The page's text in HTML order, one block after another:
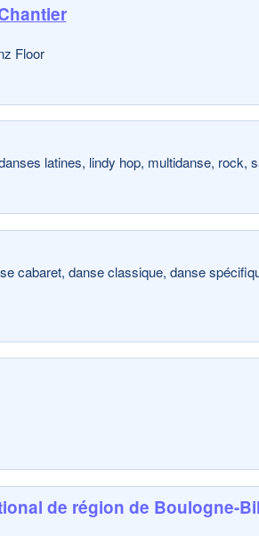
Floor
latines, lindy hop, multidanse, rock,
cabaret, danse classique, danse
de région de Boulogne-